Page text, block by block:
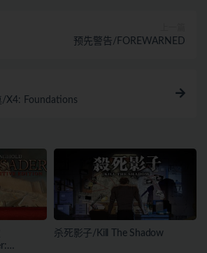
预先警告/FOREWARNED
X4: Foundations
杀死影子/Kill The Shadow